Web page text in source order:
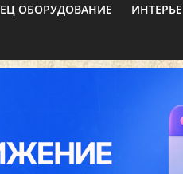
ОБОРУДОВАНИЕ